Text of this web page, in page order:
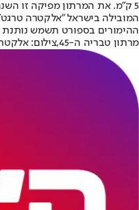
5 ק"מ. את המרתון מפיקה זו
המובילה בישראל "אלקטרה
ההימורים בספורט תשמש
מרתון טבריה ה-45,צילום: אלקטרה טרגט